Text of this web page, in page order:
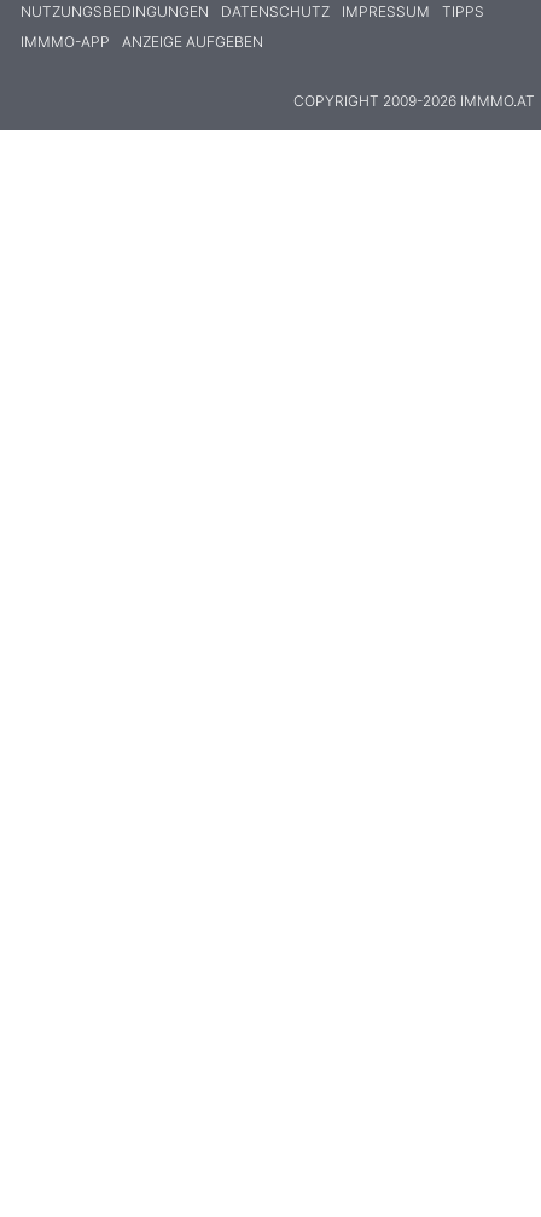
NUTZUNGSBEDINGUNGEN DATENSCHUTZ IMPRESSUM
TIPPS
IMMMO-APP
ANZEIGE AUFGEBEN
COPYRIGHT 2009-2026 IMMMO.AT